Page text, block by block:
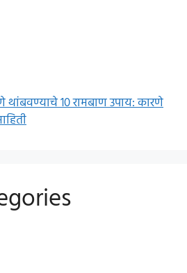
10 रामबाण उपाय: कारणे